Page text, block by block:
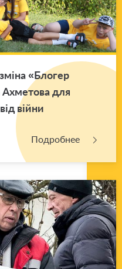
«Бло­гер
Ах­ме­то­ва для
війни
Подробнее